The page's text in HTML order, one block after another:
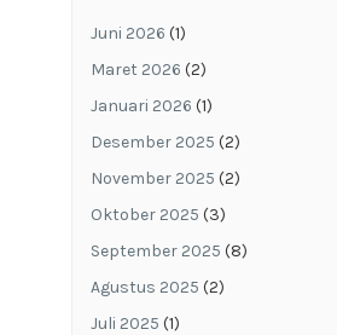
Juni 2026 (1)
Maret 2026 (2)
Januari 2026 (1)
Desember 2025 (2)
November 2025 (2)
Oktober 2025 (3)
September 2025 (8)
Agustus 2025 (2)
Juli 2025 (1)